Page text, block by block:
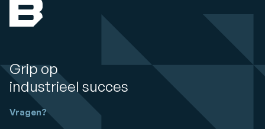
Grip op
industrieel succes
Vragen?